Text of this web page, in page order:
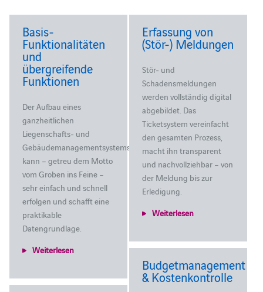
Basis-
Funktionalitäten
und
übergreifende
Funktionen
Der Aufbau eines
ganzheitlichen
Liegenschafts- und
Gebäudemanagementsystems
kann – getreu dem Motto
vom Groben ins Feine –
sehr einfach und schnell
erfolgen und schafft eine
praktikable
Datengrundlage.
Weiterlesen
Erfassung von
(Stör-) Meldungen
Stör- und
Schadensmeldungen
werden vollständig digital
abgebildet. Das
Ticketsystem vereinfacht
den gesamten Prozess,
macht ihn transparent
und nachvollziehbar – von
der Meldung bis zur
Erledigung.
Weiterlesen
Budgetmanagement
& Kostenkontrolle